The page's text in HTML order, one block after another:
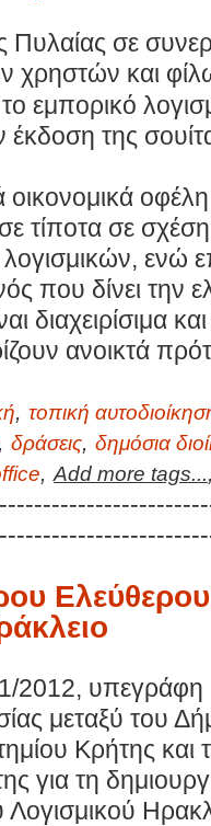
Πυλαίας σε
χρηστών και
εμπορικό
της
τίποτα σε
ενώ
που δίνει την
διαχειρίσιμα
ανοικτά
, τοπική
, δράσεις, δημόσια
, Add more tags...
2012,
μεταξύ του
Κρήτης
για τη
Λογισμικού